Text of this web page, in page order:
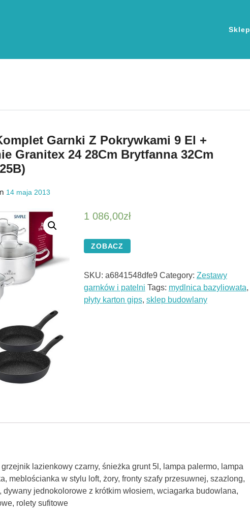
Sklep
Garnki Z Pokrywkami 9 El +
Granitex 24 28Cm Brytfanna 32Cm
14 maja 2013
1 086,00zł
ZOBACZ
SKU: a6841548dfe9 Category: Zestawy
garnków i patelni Tags: mydlnica bazyliowata,
płyty karton gips, sklep budowlany
lazienkowy czarny, śnieżka grunt 5l, lampa palermo, lampa
meblościanka w stylu loft, żory, fronty szafy przesuwnej, szazlong,
dywany jednokolorowe z krótkim włosiem, wciagarka budowlana,
rolety sufitowe